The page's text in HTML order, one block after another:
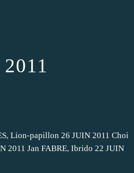
Lion-papillon 26 JUIN 2011 Choi
2011 Jan FABRE, Ibrido 22 JUIN